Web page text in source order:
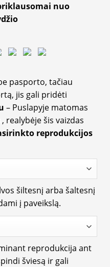
nuo
pasporto, tačiau
jis gali pridėti
– Puslapyje matomas
, realybėje šis vaizdas
reprodukcijos
šiltesnį arba šaltesnį
į paveikslą.
reprodukcija ant
šviesą ir gali